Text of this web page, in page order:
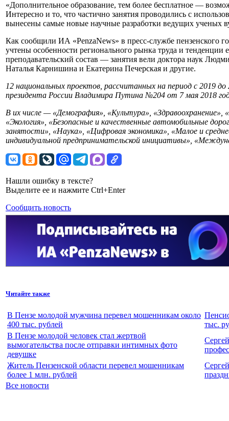
«Дополнительное образование, тем более бесплатное —
Интересно и то, что частично занятия проводились с
вынесены самые новые научные разработки ведущих ученых
Как сообщили ИА «PenzaNews» в пресс-службе пензенского
учтены особенности регионального рынка труда и тенденции
преподавательский состав — занятия вели доктора наук
Наталья Карнишина и Екатерина Печерская и другие.
12 национальных проектов, рассчитанных на период с 2019
президента России Владимира Путина №204 от 7 мая 2018
В их числе — «Демография», «Культура», «Здравоохранение»,
«Экология», «Безопасные и качественные автомобильные
занятости», «Наука», «Цифровая экономика», «Малое и
индивидуальной предпринимательской инициативы»,
Нашли ошибку в тексте?
Выделите ее и нажмите Ctrl+Enter
Сообщить новость
Читайте также
В Пензе молодой мужчина перевел мошенникам около
400 тыс. рублей
тыс.
В Пензе молодой человек стал жертвой
вымогательства после отправки интимных фото
девушке
Житель Пензенской области перевел мошенникам
более 1 млн. рублей
Все новости